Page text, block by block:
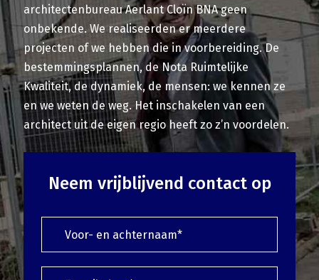
architectenbureau Aerlant Cloïn BNA geen
onbekende. We realiseerden er meerdere
projecten of we hebben die in voorbereiding. De
bestemmingsplannen, de Nota Ruimtelijke
Kwaliteit, de dynamiek, de mensen: we kennen ze
en we weten de weg. Het inschakelen van een
architect uit de eigen regio heeft zo z’n voordelen.
Neem vrijblijvend contact op